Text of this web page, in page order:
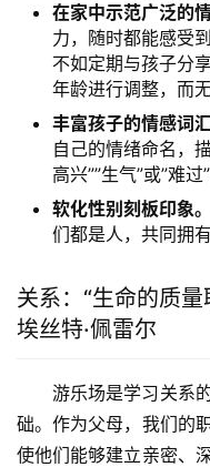
在家中示范广泛的情
力，随时都能感受
不如定期与孩子分
年龄进行调整，而
丰富孩子的情感词汇
自己的情绪命名，
高兴””生气”或”难过
软化性别刻板印象。
们都是人，共同拥
关系：“生命的质
埃丝特·佩雷尔
游乐场是学习关系
础。作为父母，我们的
使他们能够建立亲密、